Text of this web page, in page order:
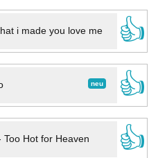
i made you love me
👍
neu
👍
Too Hot for Heaven
👍